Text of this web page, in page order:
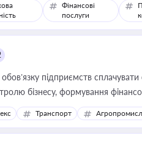
Фінансові
послуги
підприємств
бізнесу, формування
Транспорт